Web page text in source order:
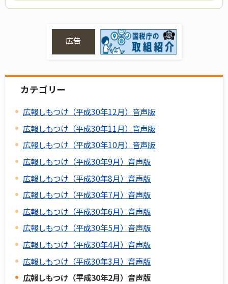
広告
カテゴリー
広報しもつけ（平成30年12月）音声版
広報しもつけ（平成30年11月）音声版
広報しもつけ（平成30年10月）音声版
広報しもつけ（平成30年9月）音声版
広報しもつけ（平成30年8月）音声版
広報しもつけ（平成30年7月）音声版
広報しもつけ（平成30年6月）音声版
広報しもつけ（平成30年5月）音声版
広報しもつけ（平成30年4月）音声版
広報しもつけ（平成30年3月）音声版
広報しもつけ（平成30年2月）音声版